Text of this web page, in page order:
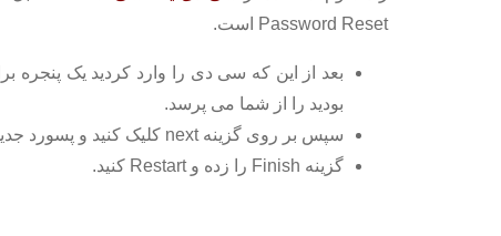
Password Reset است.
بعد از این که سی دی را وارد کردید یک پنجره
بودید را از شما می پرسد.
سپس بر روی گزینه next کلیک کنید و پسورد جدیدی برای خود ایجاد کنید
گزینه Finish را زده و Restart کنید.